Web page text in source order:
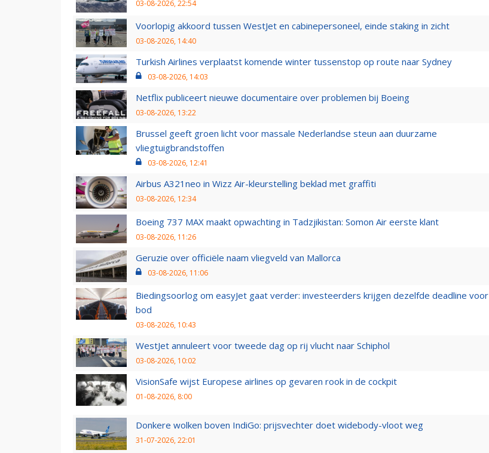
03-08-2026, 22:54
Voorlopig akkoord tussen WestJet en cabinepersoneel, einde staking in zicht
03-08-2026, 14:40
Turkish Airlines verplaatst komende winter tussenstop op route naar Sydney
03-08-2026, 14:03
Netflix publiceert nieuwe documentaire over problemen bij Boeing
03-08-2026, 13:22
Brussel geeft groen licht voor massale Nederlandse steun aan duurzame
vliegtuigbrandstoffen
03-08-2026, 12:41
Airbus A321neo in Wizz Air-kleurstelling beklad met graffiti
03-08-2026, 12:34
Boeing 737 MAX maakt opwachting in Tadzjikistan: Somon Air eerste klant
03-08-2026, 11:26
Geruzie over officiële naam vliegveld van Mallorca
03-08-2026, 11:06
Biedingsoorlog om easyJet gaat verder: investeerders krijgen dezelfde deadline voor
bod
03-08-2026, 10:43
WestJet annuleert voor tweede dag op rij vlucht naar Schiphol
03-08-2026, 10:02
VisionSafe wijst Europese airlines op gevaren rook in de cockpit
01-08-2026, 8:00
Donkere wolken boven IndiGo: prijsvechter doet widebody-vloot weg
31-07-2026, 22:01